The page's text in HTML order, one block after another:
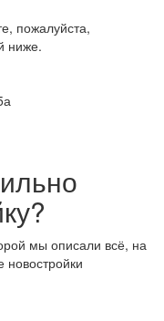
пожалуйста,
ниже.
мы описали всё, на
новостройки